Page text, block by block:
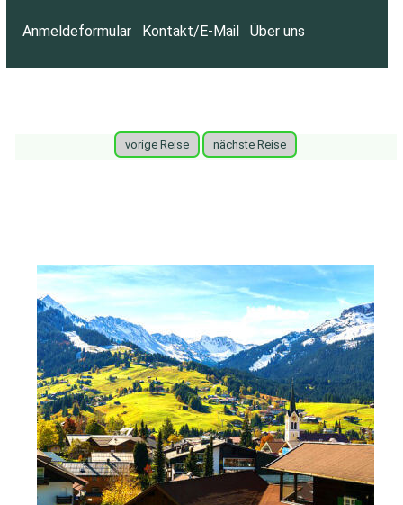
Anmeldeformular Kontakt/E-Mail Über uns
vorige Reise nächste Reise